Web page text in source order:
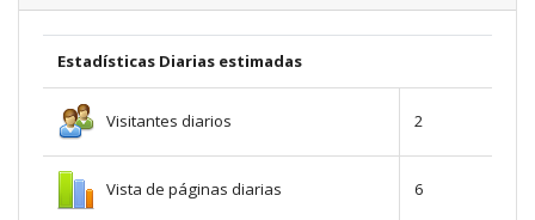
Estadísticas Diarias estimadas
Visitantes diarios 2
Vista de páginas diarias 6